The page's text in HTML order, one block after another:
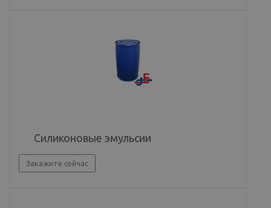
Силиконовые эмульсии
Закажите сейчас